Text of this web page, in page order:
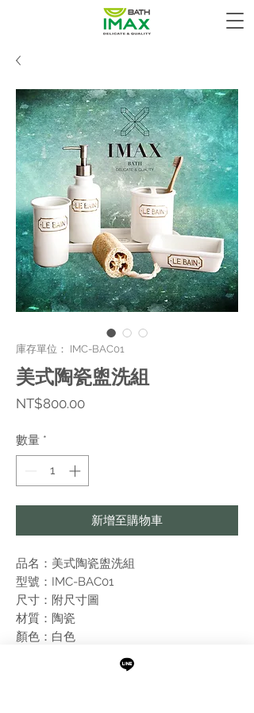
庫存單位： IMC-BAC01
美式陶瓷盥洗組
NT$800.00價
數量 *
新增至購物車
品名：美式陶瓷盥洗組
型號：IMC-BAC01
尺寸：附尺寸圖
材質：陶瓷
顏色：白色
說明：簡約白色的瓷器盥洗配件組 (此產品
不含牙刷、等非瓷器套件)